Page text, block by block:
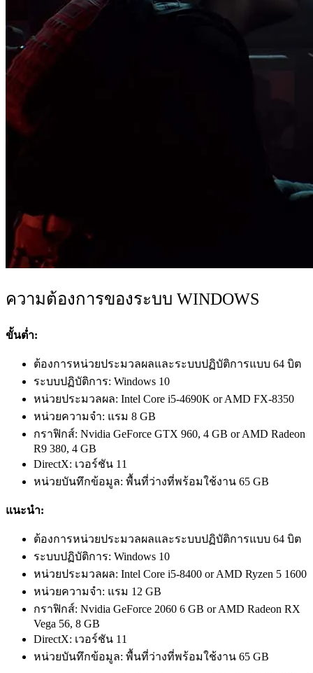
ความต้องการของระบบ WINDOWS
ขั้นต่ำ:
ต้องการหน่วยประมวลผลและระบบปฏิบัติการแบบ 64 บิต
ระบบปฏิบัติการ: Windows 10
หน่วยประมวลผล: Intel Core i5-4690K or AMD FX-8350
หน่วยความจำ: แรม 8 GB
กราฟิกส์: Nvidia GeForce GTX 960, 4 GB or AMD Radeon
R9 380, 4 GB
DirectX: เวอร์ชัน 11
หน่วยบันทึกข้อมูล: พื้นที่ว่างที่พร้อมใช้งาน 65 GB
แนะนำ:
ต้องการหน่วยประมวลผลและระบบปฏิบัติการแบบ 64 บิต
ระบบปฏิบัติการ: Windows 10
หน่วยประมวลผล: Intel Core i5-8400 or AMD Ryzen 5 1600
หน่วยความจำ: แรม 12 GB
กราฟิกส์: Nvidia GeForce 2060 6 GB or AMD Radeon RX
Vega 56, 8 GB
DirectX: เวอร์ชัน 11
หน่วยบันทึกข้อมูล: พื้นที่ว่างที่พร้อมใช้งาน 65 GB